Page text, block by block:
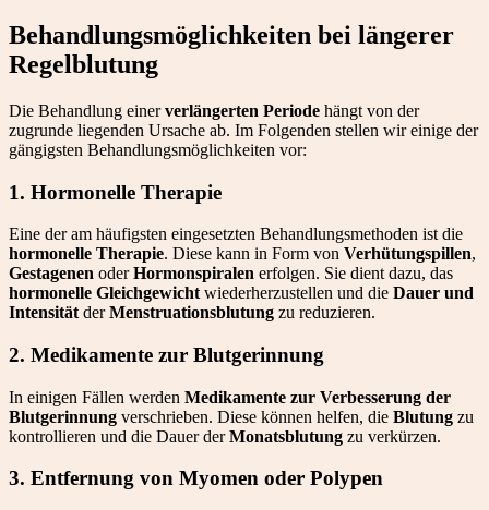
Behandlungsmöglichkeiten bei längerer
Regelblutung
Die Behandlung einerverlängerten Periode hängt von der
zugrunde liegenden Ursache ab. Im Folgenden stellen wir einige der
gängigsten Behandlungsmöglichkeiten vor:
1. Hormonelle Therapie
Eine der am häufigsten eingesetzten Behandlungsmethoden ist die
hormonelle Therapie. Diese kann in Form von Verhütungspillen,
Gestagenen oderHormonspiralen erfolgen. Sie dient dazu, das
hormonelle Gleichgewicht wiederherzustellen und die Dauer und
Intensität derMenstruationsblutung zu reduzieren.
2. Medikamente zur Blutgerinnung
In einigen Fällen werden Medikamente zur Verbesserung der
Blutgerinnung verschrieben. Diese können helfen, die Blutung zu
kontrollieren und die Dauer derMonatsblutung zu verkürzen.
3. Entfernung von Myomen oder Polypen